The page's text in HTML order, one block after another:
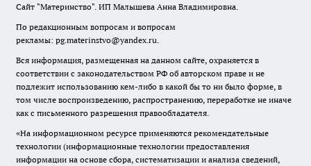
Сайт "Материнство". ИП Малышева Анна Владимировна.
По редакционным вопросам и вопросам
рекламы: pg.materinstvo@yandex.ru.
Вся информация, размещенная на данном сайте, охраняется в
соответствии с законодательством РФ об авторском праве и не
подлежит использованию кем-либо в какой бы то ни было форме, в
том числе воспроизведению, распространению, переработке не иначе
как с письменного разрешения правообладателя.
«На информационном ресурсе применяются рекомендательные
технологии (информационные технологии предоставления
информации на основе сбора, систематизации и анализа сведений,